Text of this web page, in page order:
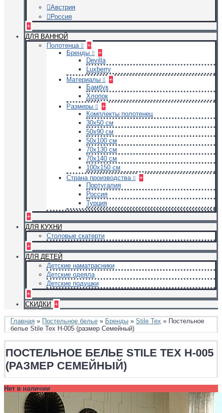
Австрия
Россия
+
ДЛЯ ВАННОЙ
Полотенца
+
Бренды
+
Devilla
Luxberry
Материалы
+
Бамбук
Хлопок
Размеры
+
Комплекты полотенец
30х50 см
50х90 см
50х100 см
70х130 см
70х140 см
100х150 см
Страна производства
+
Португалия
Россия
Турция
+
ДЛЯ КУХНИ
Столовые скатерти
+
ДЛЯ ДЕТЕЙ
Детские наматрасники
Детские одеяла
Детские подушки
+
СКИДКИ +
Главная » Постельное белье » Бренды » Stile Tex » Постельное
белье Stile Tex H-005 (размер Семейный)
ПОСТЕЛЬНОЕ БЕЛЬЕ STILE TEX H-005
(РАЗМЕР СЕМЕЙНЫЙ)
Нет в наличии